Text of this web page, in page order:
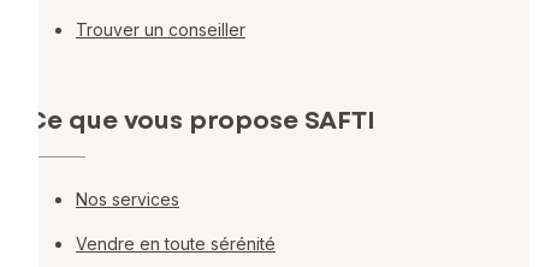
Trouver un conseiller
Ce que vous propose SAFTI
Nos services
Vendre en toute sérénité